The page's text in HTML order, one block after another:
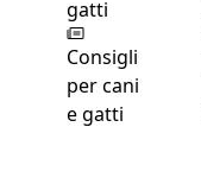
Consigli
per cani
e gatti